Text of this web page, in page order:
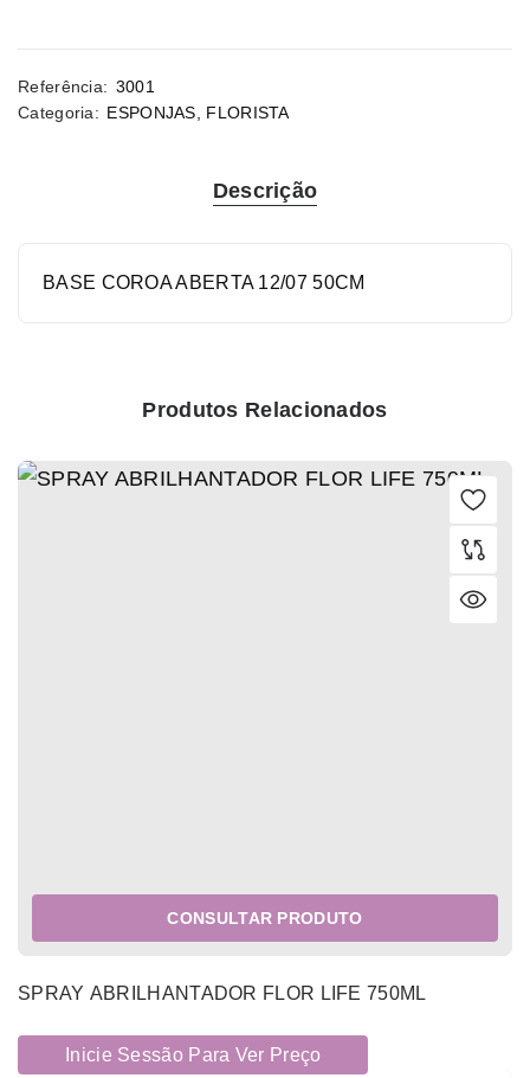
Referência: 3001
Categoria: ESPONJAS FLORISTA
Descrição
BASE COROA ABERTA 12/07 50CM
Produtos Relacionados
CONSULTAR PRODUTO
SPRAY ABRILHANTADOR FLOR LIFE 750ML
Inicie Sessão Para Ver Preço